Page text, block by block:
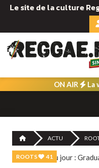
Le site de la culture
ON AIR La
ACTU
ROOTS 41